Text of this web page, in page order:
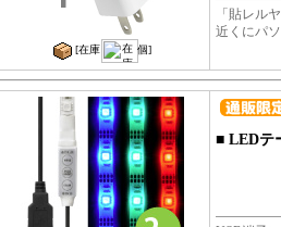
[在庫 個]
「貼レル
近くにパ
■ LEDテ